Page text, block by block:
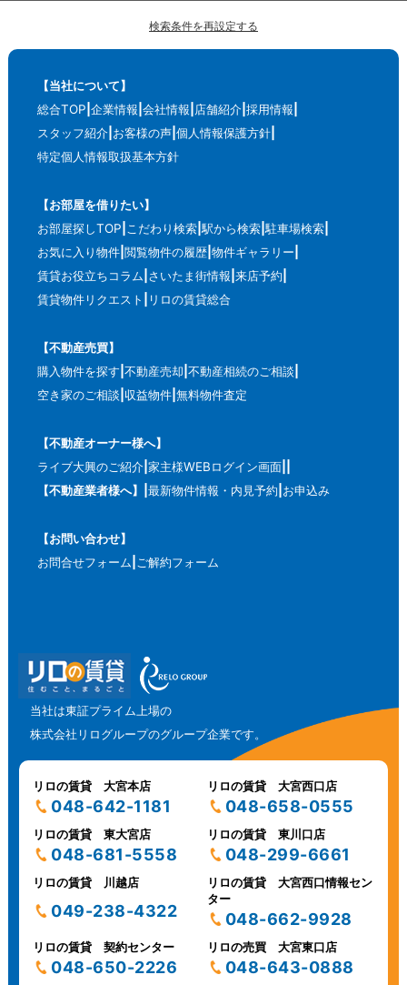
検索条件を再設定する
【当社について】
総合TOP 企業情報 会社情報 店舗紹介 採用情報
スタッフ紹介 お客様の声 個人情報保護方針
特定個人情報取扱基本方針
【お部屋を借りたい】
お部屋探しTOP こだわり検索 駅から検索 駐車場検索
お気に入り物件 閲覧物件の履歴 物件ギャラリー
賃貸お役立ちコラム さいたま街情報 来店予約
賃貸物件リクエスト
リロの賃貸総合
【不動産売買】
購入物件を探す 不動産売却 不動産相続のご相談
空き家のご相談 収益物件 無料物件査定
【不動産オーナー様へ】
ライブ大興のご紹介 家主様WEBログイン画面
【不動産業者様へ】
最新物件情報・内見予約 お申込み
【お問い合わせ】
お問合せフォーム ご解約フォーム
当社は東証プライム上場の
株式会社リログループのグループ企業です。
リロの賃貸 大宮本店
048-642-1181
リロの賃貸 大宮西口店
048-658-0555
リロの賃貸 東大宮店
048-681-5558
リロの賃貸 東川口店
048-299-6661
リロの賃貸 川越店
049-238-4322
リロの賃貸 大宮西口情報セン
ター
048-662-9928
リロの賃貸 契約センター
048-650-2226
リロの売買 大宮東口店
048-643-0888